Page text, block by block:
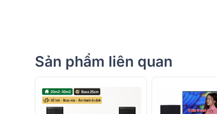
Sản phẩm liên quan